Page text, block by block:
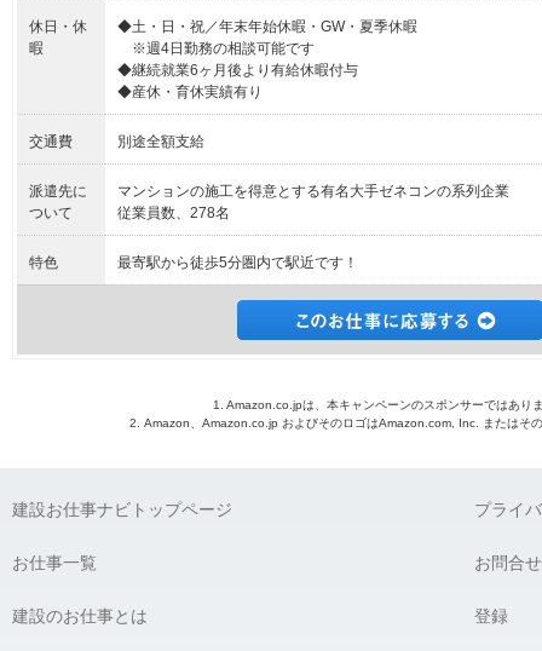
休日・休
暇
◆土・日・祝／年末年始休暇・GW・夏季休暇
※週4日勤務の相談可能です
◆継続就業6ヶ月後より有給休暇付与
◆産休・育休実績有り
交通費 別途全額支給
派遣先に
ついて
マンションの施工を得意とする有名大手ゼネコンの系列企業
従業員数、278名
特色 最寄駅から徒歩5分圏内で駅近です！
1. Amazon.co.jpは、本キャンペーンのスポンサーではあり
2. Amazon、Amazon.co.jp およびそのロゴはAmazon.com, Inc. またはそ
建設お仕事ナビトップページ
お仕事一覧
建設のお仕事とは
プライ
お問合せ
登録